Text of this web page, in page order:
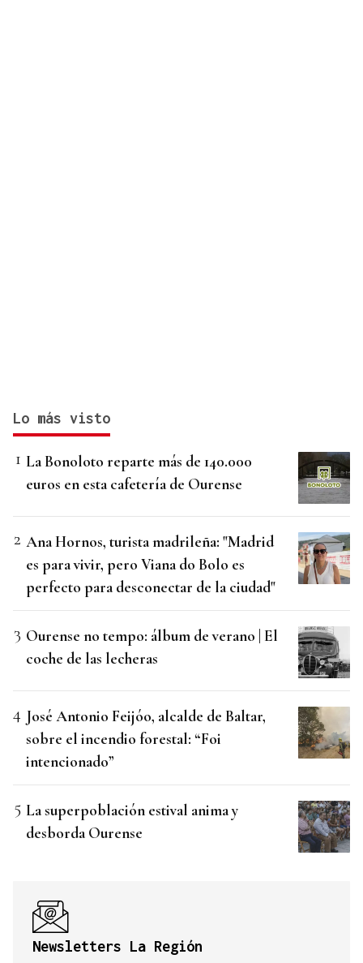
Lo más visto
La Bonoloto reparte más de 140.000
euros en esta cafetería de Ourense
Ana Hornos, turista madrileña: "Madrid
es para vivir, pero Viana do Bolo es
perfecto para desconectar de la ciudad"
Ourense no tempo: álbum de verano | El
coche de las lecheras
José Antonio Feijóo, alcalde de Baltar,
sobre el incendio forestal: “Foi
intencionado”
La superpoblación estival anima y
desborda Ourense
Newsletters La Región